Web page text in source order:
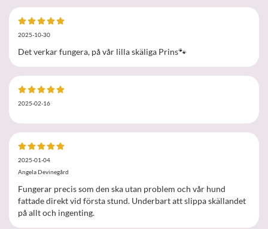
2025-10-30
Det verkar fungera, på vår lilla skäliga Prins🐾
2025-02-16
2025-01-04
Angela Devinegård
Fungerar precis som den ska utan problem och vår hund
fattade direkt vid första stund. Underbart att slippa skällandet
på allt och ingenting.